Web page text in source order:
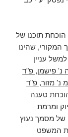
תוכנו של
שהינו
עניין
נ' פישמן, פ"ד
בע"מ נ' מזור, פ"ד
הוכחת טענה
ומרמת
של מסמך נעוץ
המשפט